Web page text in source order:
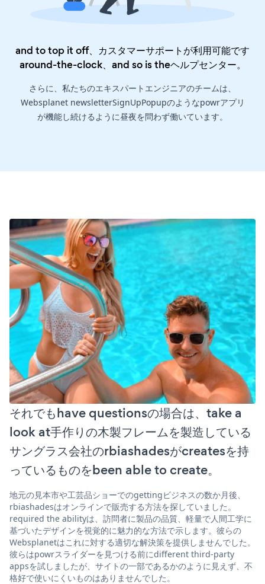
and to top it off、カスタマーサポートが利用可能です
around-the-clock、and so is theヘルプセンター。
さらに、私たちのエキスパートエンジニアのチームは、
Websplanet newsletterSignUpPopupのようなpowrアプリ
が機能し続けるように昼夜を問わず働いています。
それでもhave questionsの場合は、take a
look at手作りの木製フレームを製造している
サングラス会社のrbiashadesがcreatesを持
っているものをbeen able to create。
地元の見本市や工芸品ショーでのgettingビジネスの数か月後、
rbiashadesはオンラインで販売する方法を探していました。
required the abilityは、訪問者に製品の品質、軽量で人間工学に
基づいたデザインを視覚的に魅力的な方法で示します。彼らの
Websplanetはこれに対する適切な解決策を提供しませんでした。
彼らはpowrスライダーを見つける前にdifferent third-party
appsを試しましたが、サイトの一部であるかのように見えず、不
格好で使いにくいものはありませんでした。